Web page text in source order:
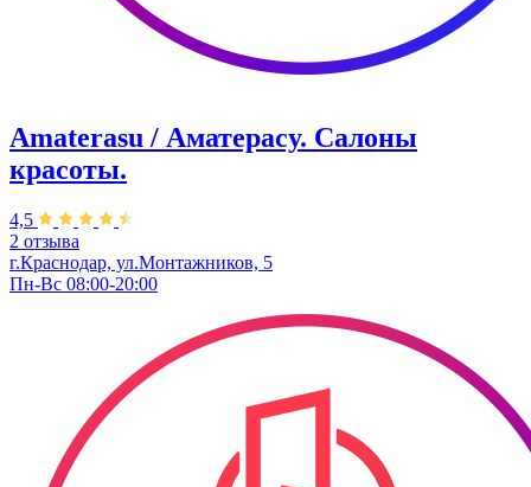
Amaterasu / Аматерасу. Салоны
красоты.
4,5
2 отзыва
г.Краснодар, ул.Монтажников, 5
Пн-Вс 08:00-20:00